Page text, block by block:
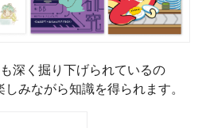
深く掘り下げられているの
みながら知識を得られます。